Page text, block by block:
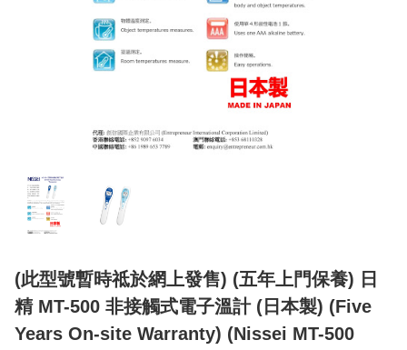
(此型號暫時祗於網上發售) (五年上門保養) 日
精 MT-500 非接觸式電子溫計 (日本製) (Five
Years On-site Warranty) (Nissei MT-500